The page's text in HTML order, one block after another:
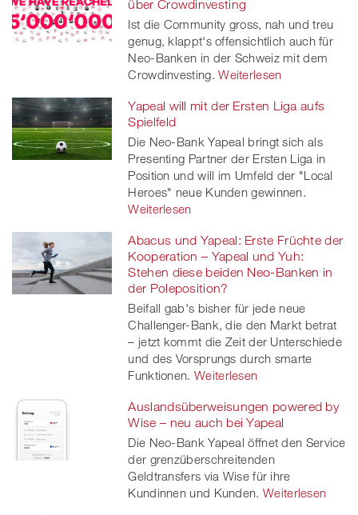
über Crowdinvesting
Ist die Community gross, nah und treu
genug, klappt's offensichtlich auch für
Neo-Banken in der Schweiz mit dem
Crowdinvesting. Weiterlesen
Yapeal will mit der Ersten Liga aufs
Spielfeld
Die Neo-Bank Yapeal bringt sich als
Presenting Partner der Ersten Liga in
Position und will im Umfeld der "Local
Heroes" neue Kunden gewinnen.
Weiterlesen
Abacus und Yapeal: Erste Früchte der
Kooperation – Yapeal und Yuh:
Stehen diese beiden Neo-Banken in
der Poleposition?
Beifall gab's bisher für jede neue
Challenger-Bank, die den Markt betrat
– jetzt kommt die Zeit der Unterschiede
und des Vorsprungs durch smarte
Funktionen. Weiterlesen
Auslandsüberweisungen powered by
Wise – neu auch bei Yapeal
Die Neo-Bank Yapeal öffnet den Service
der grenzüberschreitenden
Geldtransfers via Wise für ihre
Kundinnen und Kunden. Weiterlesen